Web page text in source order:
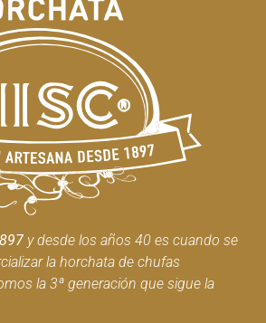
y desde los años 40 es cuando se
la horchata de chufas
la 3ª generación que sigue la